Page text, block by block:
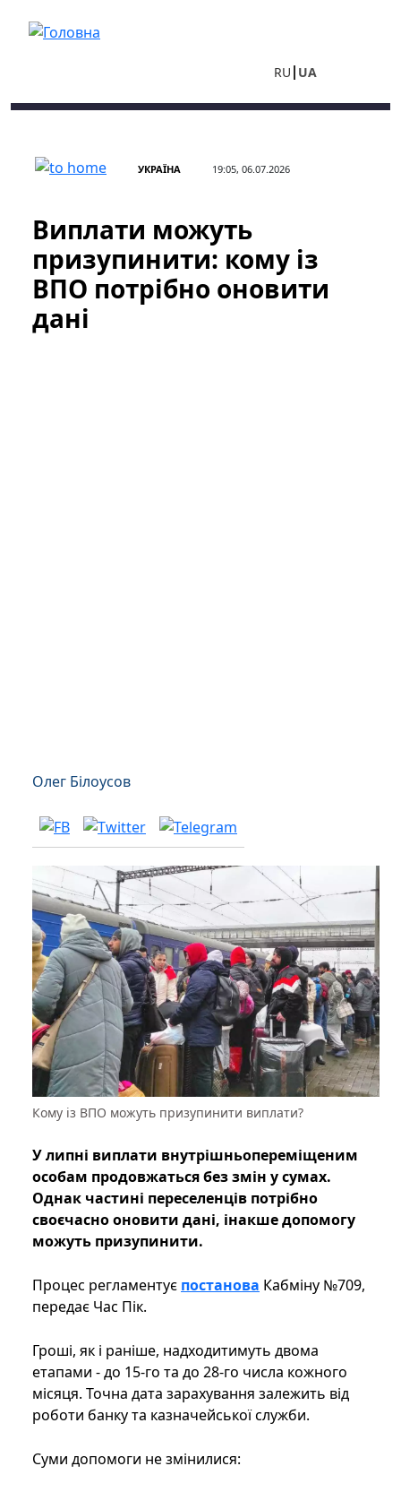
RU UA
УКРАЇНА 19:05, 06.07.2026
Виплати можуть
призупинити: кому із
ВПО потрібно оновити
дані
Олег Білоусов
Кому із ВПО можуть призупинити виплати?
У липні виплати внутрішньопереміщеним
особам продовжаться без змін у сумах.
Однак частині переселенців потрібно
своєчасно оновити дані, інакше допомогу
можуть призупинити.
Процес регламентує постанова Кабміну №709,
передає Час Пік.
Гроші, як і раніше, надходитимуть двома
етапами - до 15-го та до 28-го числа кожного
місяця. Точна дата зарахування залежить від
роботи банку та казначейської служби.
Суми допомоги не змінилися: